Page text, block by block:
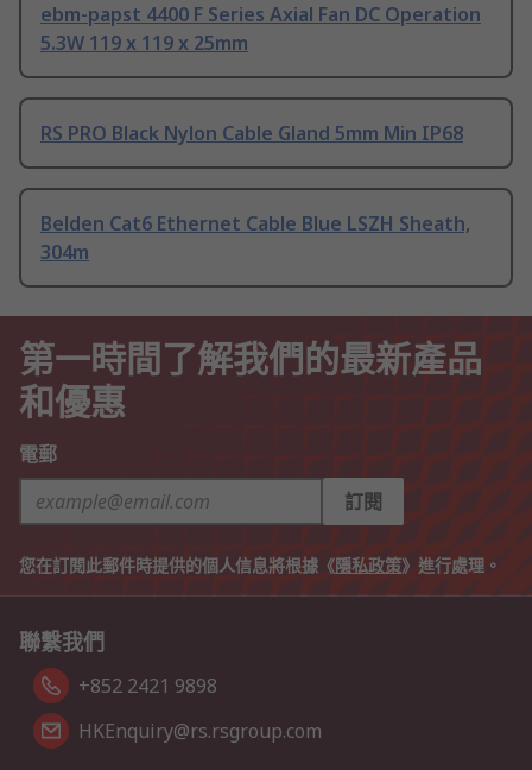
ebm-papst 4400 F Series Axial Fan DC Operation
5.3W 119 x 119 x 25mm
RS PRO Black Nylon Cable Gland 5mm Min IP68
Belden Cat6 Ethernet Cable Blue LSZH Sheath,
304m
第一時間了解我們的最新產品
和優惠
電郵
訂閱
您在訂閱此郵件時提供的個人信息將根據《隱私政策》進行處理。
聯繫我們
+852 2421 9898
HKEnquiry@rs.rsgroup.com